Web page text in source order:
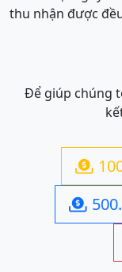
thu nhận được
Để giúp chúng

